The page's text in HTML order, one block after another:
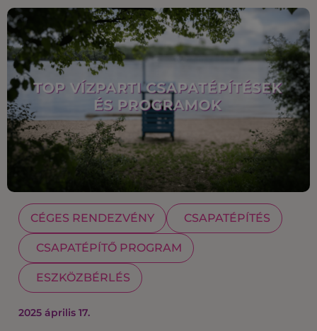
CÉGES RENDEZVÉNY CSAPATÉPÍTÉS
CSAPATÉPÍTŐ PROGRAM
ESZKÖZBÉRLÉS
2025 április 17.